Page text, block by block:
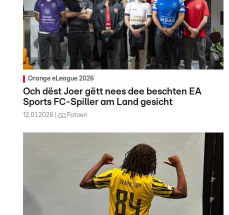
Orange eLeague 2026
Och dëst Joer gëtt nees dee beschten EA
Sports FC-Spiller am Land gesicht
12.01.2026 Fotoen